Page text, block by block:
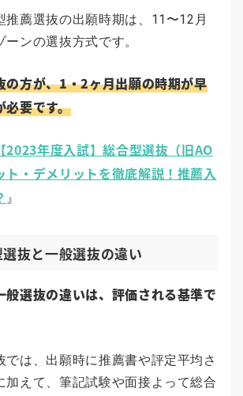
推薦選抜の出願時期は、11〜12月
ンの選抜方式です。
の方が、1・2ヶ月出願の時期が早
必要です。
【2023年度入試】総合型選抜（旧AO
ト・デメリットを徹底解説！推薦入
』
抜と一般選抜の違い
般選抜の違いは、評価される基準で
では、出願時に推薦書や評定平均さ
加えて、筆記試験や面接よって総合